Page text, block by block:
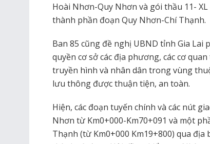
Hoài Nhơn-Quy Nhơn và gói thầu 11-
thành phần đoạn Quy Nhơn-Chí Thạnh.
Ban 85 cũng đề nghị UBND tỉnh Gia
quyền cơ sở các địa phương, các cơ
truyền hình và nhân dân trong vùng
lưu thông được thuận tiện, an toàn.
Hiện, các đoạn tuyến chính và các nút
Nhơn từ Km0+000-Km70+091 và một
Thạnh (từ Km0+000 Km19+800) qua